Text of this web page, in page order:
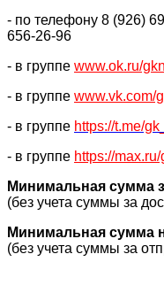
- по телефону 8 (926)
656-26-96
- в группе www.ok.ru/
- в группе www.vk.com/
- в группе https://t.me/
- в группе https://
Минимальная сумма
(без учета суммы за
Минимальная сумма
(без учета суммы за